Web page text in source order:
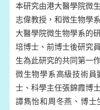
本研究由港大醫學院微
志偉教授，和微生物學
大醫學院微生物學系的
培博士、前博士後研究
生為此研究的共同第一
微生物學系高級技術員
士、科學主任張錦霞博
譚雋怡和周冬燕、博士